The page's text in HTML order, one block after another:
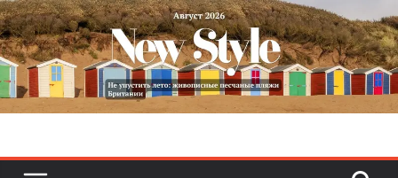
Skip
to
content